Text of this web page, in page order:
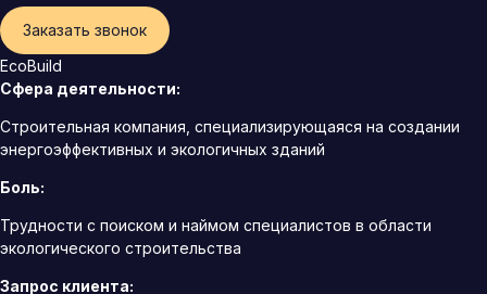
Заказать звонок
EcoBuild
Сфера деятельности:
Строительная компания, специализирующаяся на создании
энергоэффективных и экологичных зданий
Боль:
Трудности с поиском и наймом специалистов в области
экологического строительства
Запрос клиента: